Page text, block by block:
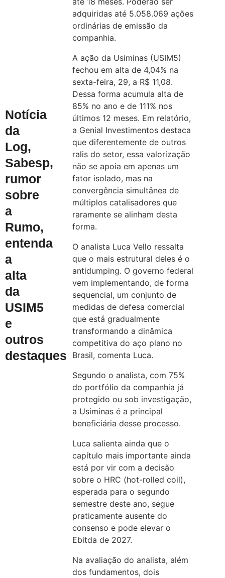
Notícia
da
Log,
Sabesp,
rumor
sobre
a
Rumo,
entenda
a
alta
da
USIM5
e
outros
destaques
adquiridas até 5.058.069 ações
ordinárias de emissão da
companhia.
A ação da Usiminas (USIM5)
fechou em alta de 4,04% na
sexta-feira, 29, a R$ 11,08.
Dessa forma acumula alta de
85% no ano e de 111% nos
últimos 12 meses. Em relatório,
a Genial Investimentos destaca
que diferentemente de outros
ralis do setor, essa valorização
não se apoia em apenas um
fator isolado, mas na
convergência simultânea de
múltiplos catalisadores que
raramente se alinham desta
forma.
O analista Luca Vello ressalta
que o mais estrutural deles é o
antidumping. O governo federal
vem implementando, de forma
sequencial, um conjunto de
medidas de defesa comercial
que está gradualmente
transformando a dinâmica
competitiva do aço plano no
Brasil, comenta Luca.
Segundo o analista, com 75%
do portfólio da companhia já
protegido ou sob investigação,
a Usiminas é a principal
beneficiária desse processo.
Luca salienta ainda que o
capítulo mais importante ainda
está por vir com a decisão
sobre o HRC (hot-rolled coil),
esperada para o segundo
semestre deste ano, segue
praticamente ausente do
consenso e pode elevar o
Ebitda de 2027.
Na avaliação do analista, além
dos fundamentos, dois